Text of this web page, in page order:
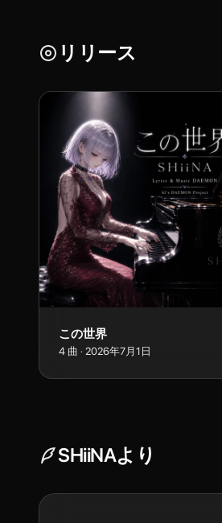
リリース
この世界
4 曲 · 2026年7月1日
SHiiNAより